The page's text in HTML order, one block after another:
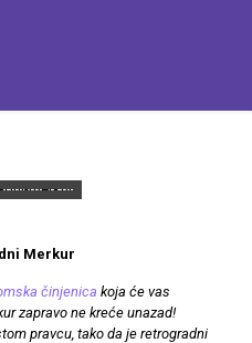
Merkur
činjenica koja će vas
zapravo ne kreće unazad!
pravcu, tako da je retrogradni